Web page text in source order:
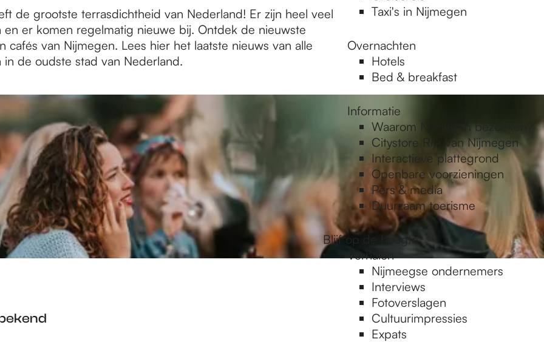
Taxi's in Nijmegen
Overnachten
Hotels
Bed & breakfast
Informatie
Waarom Nijmegen bezoeken?
Citystore Rijk van Nijmegen
Interactieve plattegrond
Openbare voorzieningen
Pers & media
Duurzaam toerisme
Blijf op de hoogte
Verhalen
Nijmeegse ondernemers
Interviews
Fotoverslagen
Cultuurimpressies
Expats
de grootste terrasdichtheid van Nederland! Er zijn heel veel
en er komen regelmatig nieuwe bij. Ontdek de nieuwste
cafés van Nijmegen. Lees hier het laatste nieuws van alle
in de oudste stad van Nederland.